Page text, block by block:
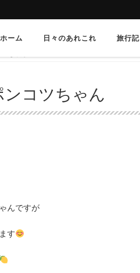
ホーム 日々のあれこれ 旅行記
ンコツちゃん
んですが
す